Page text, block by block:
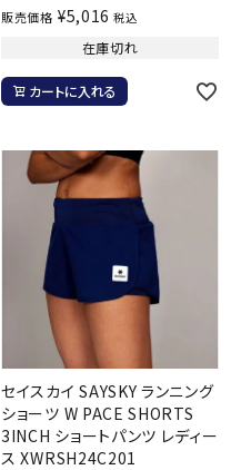
販売価格 ¥5,016 税込
在庫切れ
カートに入れる
セイスカイ SAYSKY ランニング
ショーツ W PACE SHORTS
3INCH ショートパンツ レディー
ス XWRSH24C201